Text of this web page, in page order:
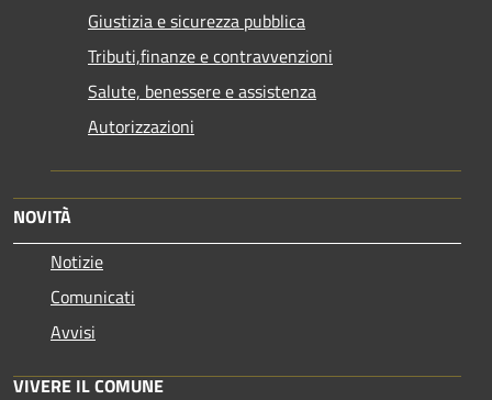
Giustizia e sicurezza pubblica
Tributi,finanze e contravvenzioni
Salute, benessere e assistenza
Autorizzazioni
NOVITÀ
Notizie
Comunicati
Avvisi
VIVERE IL COMUNE